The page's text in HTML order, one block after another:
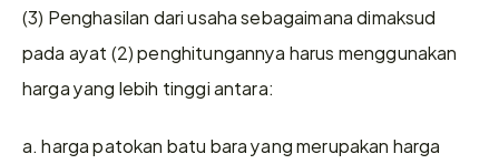
(3) Penghasilan dari usaha sebagaimana dimaksud
pada ayat (2) penghitungannya harus menggunakan
harga yang lebih tinggi antara:
a. harga patokan batu bara yang merupakan harga